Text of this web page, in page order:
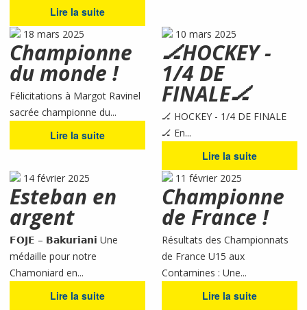
Lire la suite
18 mars 2025
Championne
du monde !
Félicitations à Margot Ravinel
sacrée championne du...
Lire la suite
10 mars 2025
🏒HOCKEY -
1/4 DE
FINALE🏒
🏒 HOCKEY - 1/4 DE FINALE
🏒 En...
Lire la suite
14 février 2025
Esteban en
argent
𝗙𝗢𝗝𝗘 – 𝗕𝗮𝗸𝘂𝗿𝗶𝗮𝗻𝗶 Une
médaille pour notre
Chamoniard en...
Lire la suite
11 février 2025
Championne
de France !
Résultats des Championnats
de France U15 aux
Contamines : Une...
Lire la suite